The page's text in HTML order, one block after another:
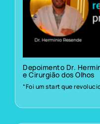
Depoimento Dr.
e Cirurgião dos Olhos
“Foi um start que